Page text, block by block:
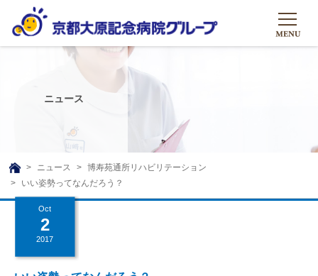
グループについて
グループについて
理事長挨拶
沿革ストーリー
基本的マインド
社会貢献活動
グループの取り組み
リハビリテーション
訪問サービス
高齢者介護施設
大原のこと
メディア
ニュース
広報誌
シャトルバス
ニュース
TOP
ニュース
博寿苑通所リハビリテーション
いい姿勢ってなんだろう？
Oct
2
2017